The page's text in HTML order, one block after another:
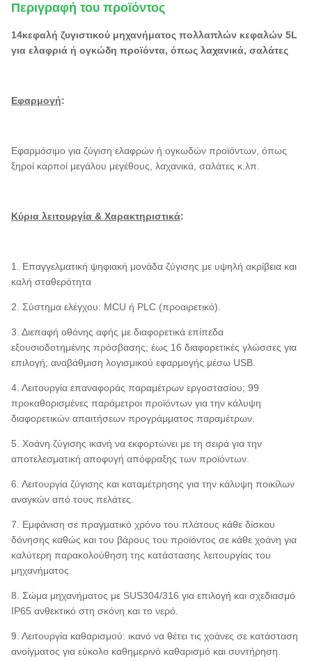
Περιγραφή του προϊόντος
14κεφαλή ζυγιστικού μηχανήματος πολλαπλών κεφαλών 5L
για ελαφριά ή ογκώδη προϊόντα, όπως λαχανικά, σαλάτες
Εφαρμογή:
Εφαρμόσιμο για ζύγιση ελαφρών ή ογκωδών προϊόντων, όπως
ξηροί καρποί μεγάλου μεγέθους, λαχανικά, σαλάτες κ.λπ.
Κύρια λειτουργία & Χαρακτηριστικά:
1. Επαγγελματική ψηφιακή μονάδα ζύγισης με υψηλή ακρίβεια και
καλή σταθερότητα
2. Σύστημα ελέγχου: MCU ή PLC (προαιρετικό).
3. Διεπαφή οθόνης αφής με διαφορετικά επίπεδα
εξουσιοδοτημένης πρόσβασης; έως 16 διαφορετικές γλώσσες για
επιλογή; αναβάθμιση λογισμικού εφαρμογής μέσω USB.
4. Λειτουργία επαναφοράς παραμέτρων εργοστασίου; 99
προκαθορισμένες παράμετροι προϊόντων για την κάλυψη
διαφορετικών απαιτήσεων προγράμματος παραμέτρων.
5. Χοάνη ζύγισης ικανή να εκφορτώνει με τη σειρά για την
αποτελεσματική αποφυγή απόφραξης των προϊόντων.
6. Λειτουργία ζύγισης και καταμέτρησης για την κάλυψη ποικίλων
αναγκών από τους πελάτες.
7. Εμφάνιση σε πραγματικό χρόνο του πλάτους κάθε δίσκου
δόνησης καθώς και του βάρους του προϊόντος σε κάθε χοάνη για
καλύτερη παρακολούθηση της κατάστασης λειτουργίας του
μηχανήματος.
8. Σώμα μηχανήματος με SUS304/316 για επιλογή και σχεδιασμό
IP65 ανθεκτικό στη σκόνη και το νερό.
9. Λειτουργία καθαρισμού: ικανό να θέτει τις χοάνες σε κατάσταση
ανοίγματος για εύκολο καθημερινό καθαρισμό και συντήρηση.